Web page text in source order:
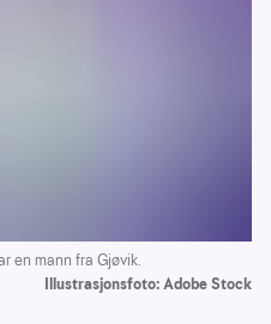
en mann fra Gjøvik.
Illustrasjonsfoto: Adobe Stock